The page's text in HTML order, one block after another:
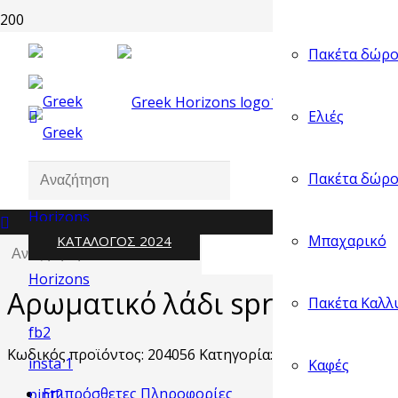
Λίστα
ΚΑΤΑΛΟΓΟΣ 2024
Πακέτα
Ελιές
Πακέτα
Μπαχαρικό
Πακέτα
Καφές
Αρχική σελίδα/Ελαιόλαδο Λάδι αρωματικό spray 75ml
Αρωματικό λάδι spray
Κωδικός προϊόντος: 204056 Κατηγορία:
Λάδι αρωματικό
Επιπρόσθετες Πληροφορίες